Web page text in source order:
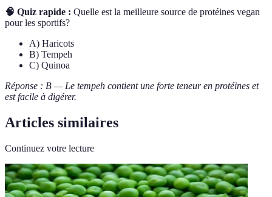
🧠 Quiz rapide : Quelle est la meilleure source de protéines vegan
pour les sportifs?
A) Haricots
B) Tempeh
C) Quinoa
Réponse : B — Le tempeh contient une forte teneur en protéines et
est facile à digérer.
Articles similaires
Continuez votre lecture